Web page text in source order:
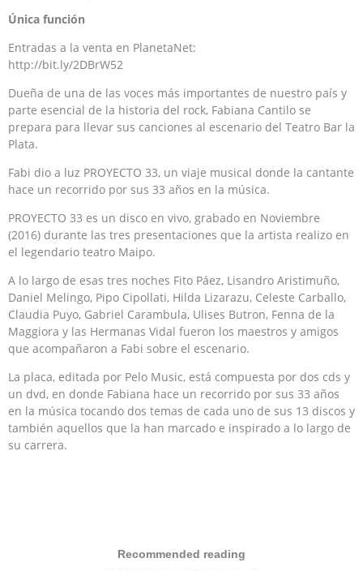
Única función
Entradas a la venta en PlanetaNet:
http://bit.ly/2DBrW52
Dueña de una de las voces más importantes de nuestro país y
parte esencial de la historia del rock, Fabiana Cantilo se
prepara para llevar sus canciones al escenario del Teatro Bar la
Plata.
Fabi dio a luz PROYECTO 33, un viaje musical donde la cantante
hace un recorrido por sus 33 años en la música.
PROYECTO 33 es un disco en vivo, grabado en Noviembre
(2016) durante las tres presentaciones que la artista realizo en
el legendario teatro Maipo.
A lo largo de esas tres noches Fito Páez, Lisandro Aristimuño,
Daniel Melingo, Pipo Cipollati, Hilda Lizarazu, Celeste Carballo,
Claudia Puyo, Gabriel Carambula, Ulises Butron, Fenna de la
Maggiora y las Hermanas Vidal fueron los maestros y amigos
que acompañaron a Fabi sobre el escenario.
La placa, editada por Pelo Music, está compuesta por dos cds y
un dvd, en donde Fabiana hace un recorrido por sus 33 años
en la música tocando dos temas de cada uno de sus 13 discos y
también aquellos que la han marcado e inspirado a lo largo de
su carrera.
Recommended reading